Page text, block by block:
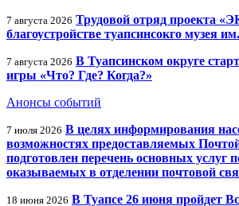
7 августа 2026 Трудовой отряд проекта
благоустройстве туапсинсокго музея
7 августа 2026 В Туапсинском округе
игры «Что? Где? Когда?»
Анонсы событий
7 июля 2026 В целях информирования
возможностях предоставляемых
подготовлен перечень основных услуг
оказываемых в отделении почтовой
18 июня 2026 В Туапсе 26 июня пройдет